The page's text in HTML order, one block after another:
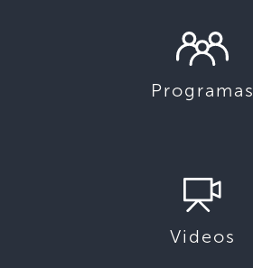
Programas
Videos